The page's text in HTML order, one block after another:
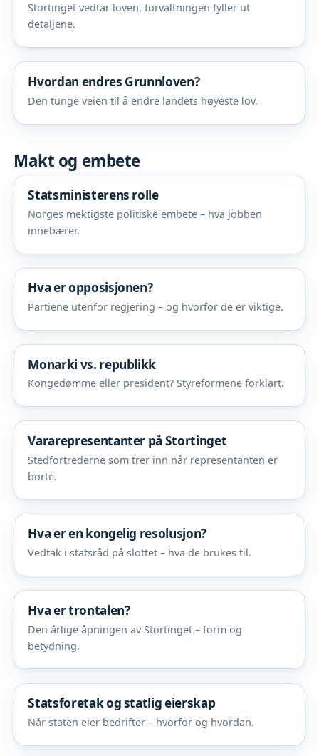
Stortinget vedtar loven, forvaltningen fyller ut
detaljene.
Hvordan endres Grunnloven?
Den tunge veien til å endre landets høyeste lov.
Makt og embete
Statsministerens rolle
Norges mektigste politiske embete – hva jobben
innebærer.
Hva er opposisjonen?
Partiene utenfor regjering – og hvorfor de er viktige.
Monarki vs. republikk
Kongedømme eller president? Styreformene forklart.
Vararepresentanter på Stortinget
Stedfortrederne som trer inn når representanten er
borte.
Hva er en kongelig resolusjon?
Vedtak i statsråd på slottet – hva de brukes til.
Hva er trontalen?
Den årlige åpningen av Stortinget – form og
betydning.
Statsforetak og statlig eierskap
Når staten eier bedrifter – hvorfor og hvordan.